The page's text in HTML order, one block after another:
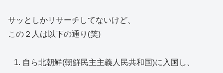
サッとしかリサーチしてないけど、
この２人は以下の通り(笑)
自ら北朝鮮(朝鮮民主主義人民共和国)に入国し、